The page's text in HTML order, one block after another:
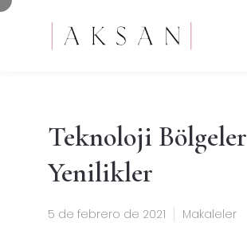
Teknoloji
Yenilikler
5 de febrero de 2021 Makaleler